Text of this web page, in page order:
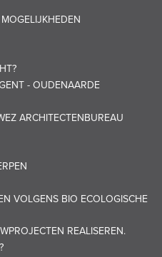
- OUDENAARDE
ARCHITECTENBUREAU
VOLGENS BIO ECOLOGISCHE
REALISEREN.